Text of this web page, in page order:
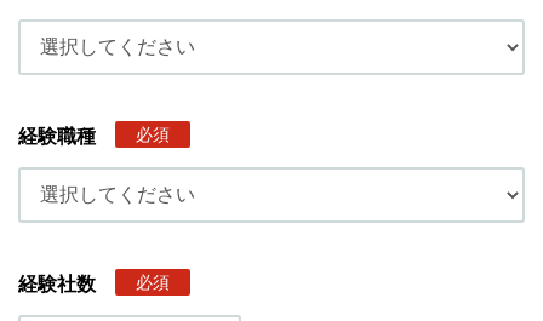
経験職種 必須
経験社数 必須